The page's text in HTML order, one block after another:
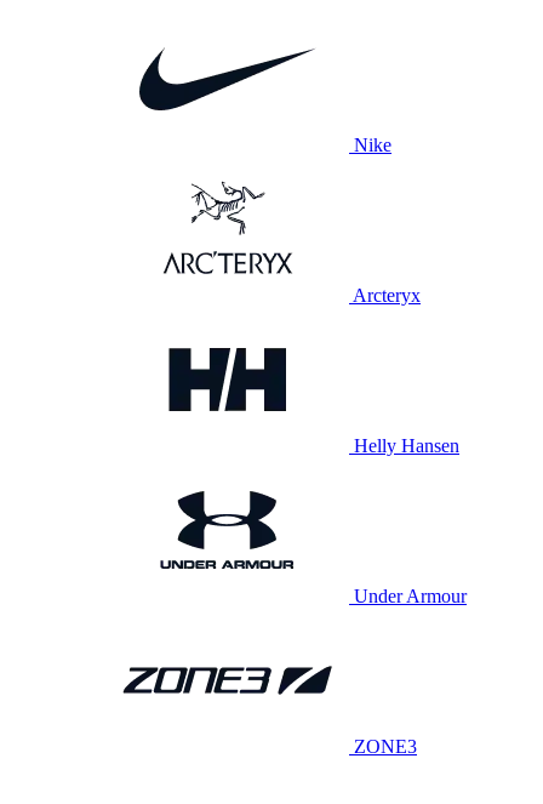
Nike
Arcteryx
Helly Hansen
Under Armour
ZONE3